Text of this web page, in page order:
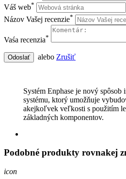
Váš web*
Názov Vašej recenzie*
Vaśa recenzia*
Odoslať alebo Zrušiť
Systém Enphase je nový spôsob
systému, ktorý umožňuje
akejkoľvek veľkosti s použitím
základných komponentov.
Podobné produkty rovnakej
icon